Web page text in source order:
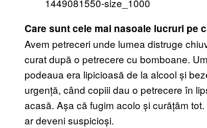
Care sunt cele mai nasoale lucruri pe
Avem petreceri unde lumea distruge
curat după o petrecere cu bomboane.
podeaua era lipicioasă de la alcool și
urgență, când copiii dau o petrecere în
acasă. Așa că fugim acolo și curățăm
ar deveni suspicioși.